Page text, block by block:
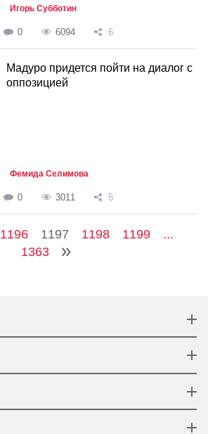
Игорь Субботин
0 6094 6
Мадуро придется пойти на диалог с
оппозицией
Фемида Селимова
0 3011 5
1196 1197 1198 1199
...
1363